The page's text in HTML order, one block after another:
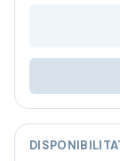
Contact
Livrare
Termeni si conditii
Politica de
Intrebari frecvente